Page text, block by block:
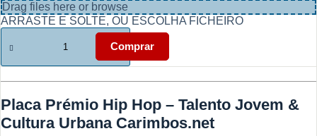
Drag files here or browse
ARRASTE E SOLTE, OU ESCOLHA FICHEIRO
Quantidade
de
Hop
-
Prémio
–
Talento
Comprar
Placa Prémio Hip Hop – Talento Jovem &
Cultura Urbana Carimbos.net